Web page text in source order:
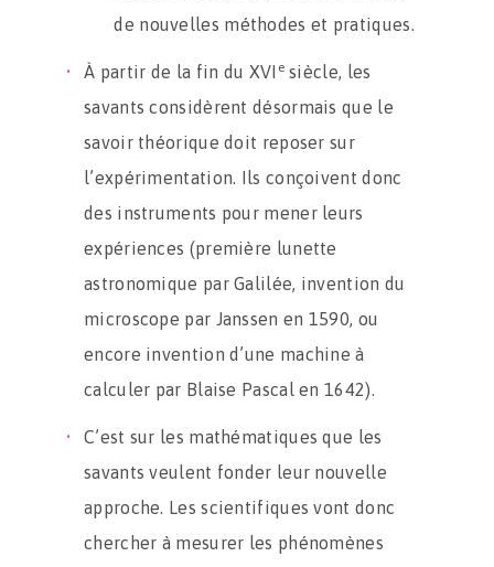
de nouvelles méthodes et pratiques.
À partir de la fin du XVI esiècle, les
savants considèrent désormais que le
savoir théorique doit reposer sur
l’expérimentation. Ils conçoivent donc
des instruments pour mener leurs
expériences (première lunette
astronomique par Galilée, invention du
microscope par Janssen en 1590, ou
encore invention d’une machine à
calculer par Blaise Pascal en 1642).
C’est sur les mathématiques que les
savants veulent fonder leur nouvelle
approche. Les scientifiques vont donc
chercher à mesurer les phénomènes